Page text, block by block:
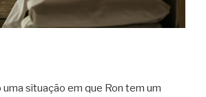
situação em que Ron tem um